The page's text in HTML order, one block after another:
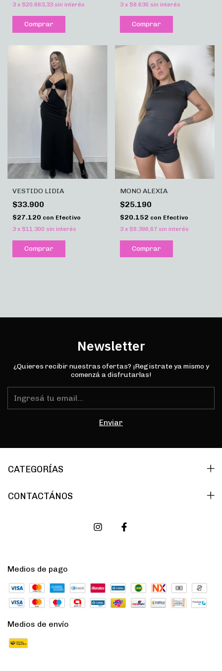
3 x $20.663,33 sin interés
Comprar
3 x $8.630 sin interés
Comprar
VESTIDO LIDIA
$33.900
$27.120 con Efectivo
3 x $11.300 sin interés
Comprar
MONO ALEXIA
$25.190
$20.152 con Efectivo
3 x $8.396,67 sin interés
Comprar
Newsletter
¿Quieres recibir nuestras ofertas? ¡Registrate ya mismo y
comenzá a disfrutarlas!
CATEGORÍAS
CONTACTÁNOS
Medios de pago
Medios de envío